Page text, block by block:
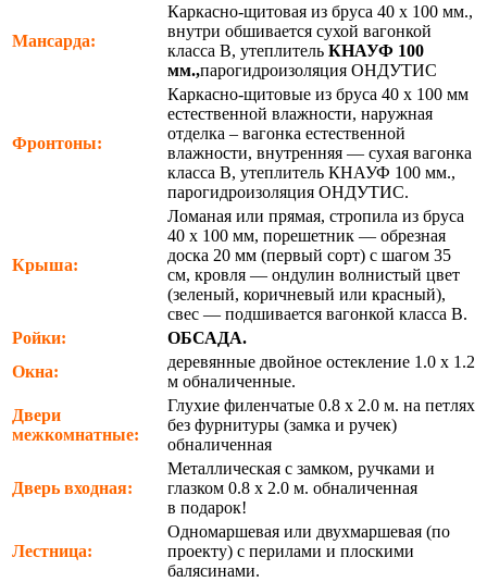
Мансарда:
Каркасно-щитовая из бруса 40 х 100 мм.,
внутри обшивается сухой вагонкой
класса В, утеплитель КНАУФ 100
мм.,парогидроизоляция ОНДУТИС
Фронтоны:
Каркасно-щитовые из бруса 40 х 100 мм
естественной влажности, наружная
отделка – вагонка естественной
влажности, внутренняя — сухая вагонка
класса В, утеплитель КНАУФ 100 мм.,
парогидроизоляция ОНДУТИС.
Крыша:
Ломаная или прямая, стропила из бруса
40 х 100 мм, порешетник — обрезная
доска 20 мм (первый сорт) с шагом 35
см, кровля — ондулин волнистый цвет
(зеленый, коричневый или красный),
свес — подшивается вагонкой класса В.
Ройки:
ОБСАДА.
Окна:
деревянные двойное остекление 1.0 х 1.2
м обналиченные.
Двери
межкомнатные:
Глухие филенчатые 0.8 х 2.0 м. на петлях
без фурнитуры (замка и ручек)
обналиченная
Дверь входная:
Металлическая с замком, ручками и
глазком 0.8 х 2.0 м. обналиченная
в подарок!
Лестница:
Одномаршевая или двухмаршевая (по
проекту) с перилами и плоскими
балясинами.